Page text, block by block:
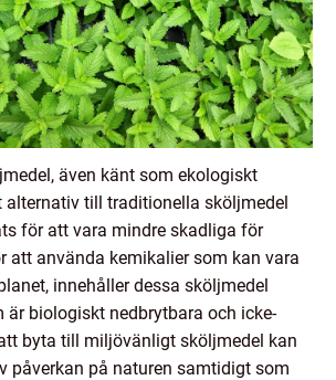
även känt som ekologiskt
alternativ till traditionella sköljmedel
för att vara mindre skadliga för
att använda kemikalier som kan vara
innehåller dessa sköljmedel
är biologiskt nedbrytbara och icke-
byta till miljövänligt sköljmedel kan
påverkan på naturen samtidigt som